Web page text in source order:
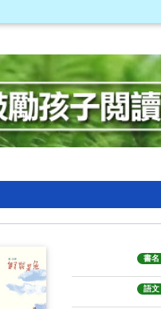
書名
語文